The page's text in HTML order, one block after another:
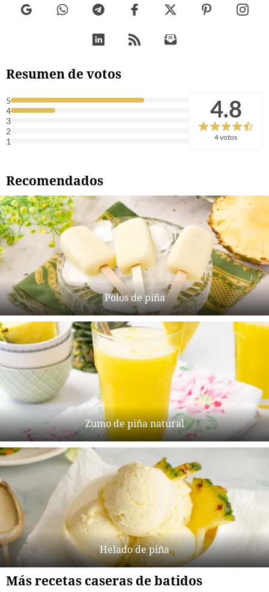
Resumen de votos
5
4
3
2
1
4.8
4 votos
Recomendados
Polos de piña
Zumo de piña natural
Helado de piña
Más recetas caseras de batidos